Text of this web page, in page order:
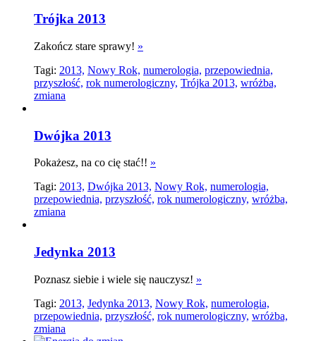
Trójka 2013
Zakończ stare sprawy! »
Tagi: 2013, Nowy Rok, numerologia, przepowiednia,
przyszłość, rok numerologiczny, Trójka 2013, wróżba,
zmiana
Dwójka 2013
Pokażesz, na co cię stać!! »
Tagi: 2013, Dwójka 2013, Nowy Rok, numerologia,
przepowiednia, przyszłość, rok numerologiczny, wróżba,
zmiana
Jedynka 2013
Poznasz siebie i wiele się nauczysz! »
Tagi: 2013, Jedynka 2013, Nowy Rok, numerologia,
przepowiednia, przyszłość, rok numerologiczny, wróżba,
zmiana